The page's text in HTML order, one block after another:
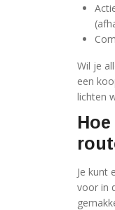
Wil je
een
lichten
Je kunt
voor in